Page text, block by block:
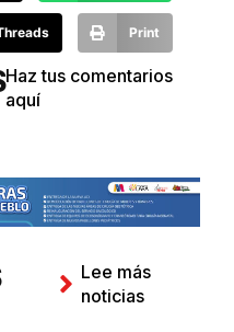
Print
Haz tus comentarios
aquí
Lee más
noticias